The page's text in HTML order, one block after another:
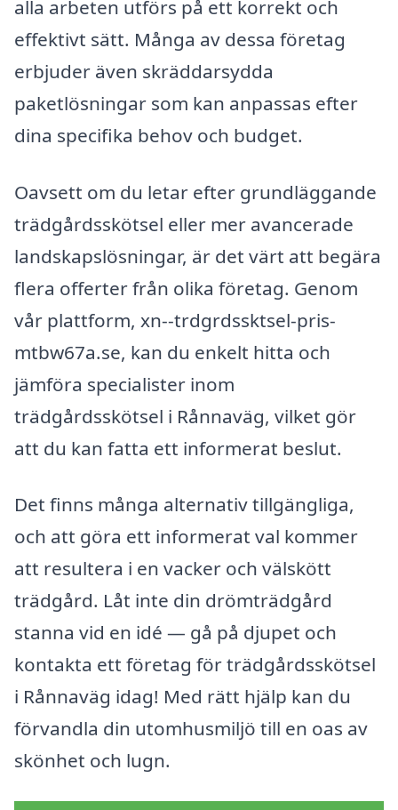
alla arbeten utförs på ett korrekt och
effektivt sätt. Många av dessa företag
erbjuder även skräddarsydda
paketlösningar som kan anpassas efter
dina specifika behov och budget.
Oavsett om du letar efter grundläggande
trädgårdsskötsel eller mer avancerade
landskapslösningar, är det värt att begära
flera offerter från olika företag. Genom
vår plattform, xn--trdgrdssktsel-pris-
mtbw67a.se, kan du enkelt hitta och
jämföra specialister inom
trädgårdsskötsel i Rånnaväg, vilket gör
att du kan fatta ett informerat beslut.
Det finns många alternativ tillgängliga,
och att göra ett informerat val kommer
att resultera i en vacker och välskött
trädgård. Låt inte din drömträdgård
stanna vid en idé — gå på djupet och
kontakta ett företag för trädgårdsskötsel
i Rånnaväg idag! Med rätt hjälp kan du
förvandla din utomhusmiljö till en oas av
skönhet och lugn.